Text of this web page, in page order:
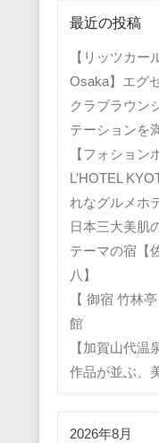
最近の投稿
【リッツカー
Osaka】エグ
クラブラウン
テーションを
【フォション
L’HOTEL
れなグルメホ
日本三大美肌
テーマの宿【
八】
【 御宿 竹林
館
【加賀山代
作品が並ぶ、
2026年8月